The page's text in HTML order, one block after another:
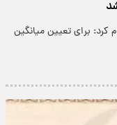
کرد: برای تعیین میانگین